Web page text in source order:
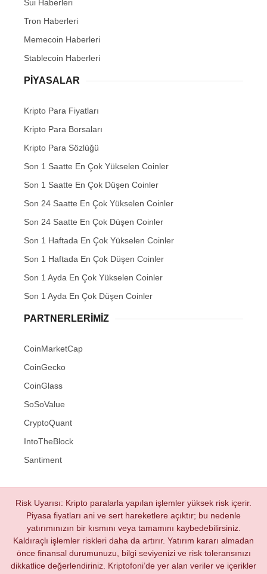
Sui Haberleri
Tron Haberleri
Memecoin Haberleri
Stablecoin Haberleri
PIYASALAR
Kripto Para Fiyatları
Kripto Para Borsaları
Kripto Para Sözlüğü
Son 1 Saatte En Çok Yükselen Coinler
Son 1 Saatte En Çok Düşen Coinler
Son 24 Saatte En Çok Yükselen Coinler
Son 24 Saatte En Çok Düşen Coinler
Son 1 Haftada En Çok Yükselen Coinler
Son 1 Haftada En Çok Düşen Coinler
Son 1 Ayda En Çok Yükselen Coinler
Son 1 Ayda En Çok Düşen Coinler
PARTNERLERIMIZ
CoinMarketCap
CoinGecko
CoinGlass
SoSoValue
CryptoQuant
IntoTheBlock
Santiment
Risk Uyarısı: Kripto paralarla yapılan işlemler yüksek risk içerir.
Piyasa fiyatları ani ve sert hareketlere açıktır; bu nedenle
yatırımınızın bir kısmını veya tamamını kaybedebilirsiniz.
Kaldıraçlı işlemler riskleri daha da artırır. Yatırım kararı almadan
önce finansal durumunuzu, bilgi seviyenizi ve risk toleransınızı
dikkatlice değerlendiriniz. Kriptofoni’de yer alan veriler ve içerikler